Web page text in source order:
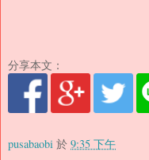
分享本文：
pusabaobi 於 9:35 下午